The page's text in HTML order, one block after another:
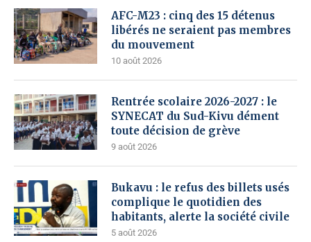
AFC-M23 : cinq des 15 détenus
libérés ne seraient pas membres
du mouvement
10 août 2026
Rentrée scolaire 2026-2027 : le
SYNECAT du Sud-Kivu dément
toute décision de grève
9 août 2026
Bukavu : le refus des billets usés
complique le quotidien des
habitants, alerte la société civile
5 août 2026